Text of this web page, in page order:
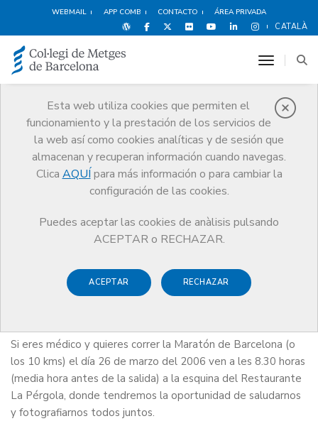
WEBMAIL APP COMB CONTACTO ÁREA PRIVADA
CATALÀ
Esta web utiliza cookies que permiten el
funcionamiento y la prestación de los servicios de
la web así como cookies analíticas y de sesión que
almacenan y recuperan información cuando navegas.
Clica AQUÍ para más información o para cambiar la
configuración de las cookies.
Puedes aceptar las cookies de anàlisis pulsando
ACEPTAR o RECHAZAR.
ACEPTAR RECHAZAR
toggle
Noticias
Comunicación
Noticias
El COMB y Medijocs con la Maratón de Barcelona 2006
2 MARZO DE 2006
El COMB y Medijocs con la
Si eres médico y quieres correr la Maratón de Barcelona (o
los 10 kms) el día 26 de marzo del 2006 ven a les 8.30 horas
(media hora antes de la salida) a la esquina del Restaurante
La Pérgola, donde tendremos la oportunidad de saludarnos
y fotografiarnos todos juntos.